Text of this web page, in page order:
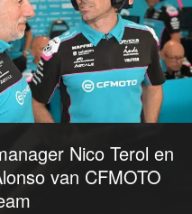
Nico Terol en
van CFMOTO